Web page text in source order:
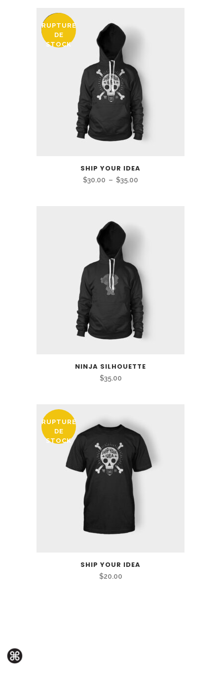
PROMO
RUPTURE
DE
STOCK
SHIP YOUR IDEA
$30.00 – $35.00
NINJA SILHOUETTE
$35.00
RUPTURE
DE
STOCK
SHIP YOUR IDEA
$20.00